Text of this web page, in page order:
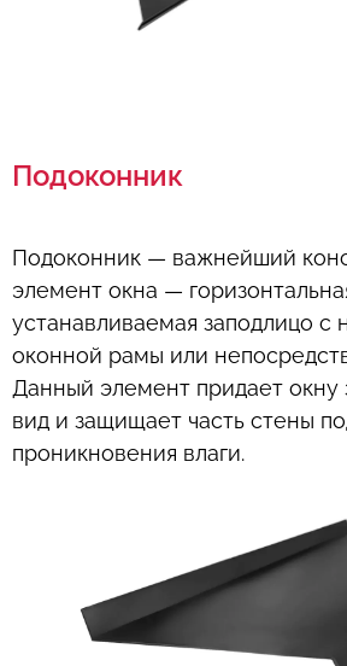
Подоконник
Подоконник — важнейший
элемент окна —
устанавливаемая заподлицо
оконной рамы или
Данный элемент придает
вид и защищает часть стены
проникновения влаги.